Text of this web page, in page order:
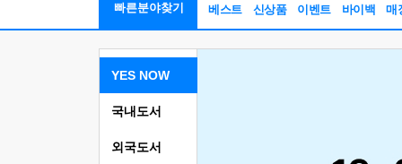
빠른분야찾기 베스트 신상품 이벤트 바이백 매
YES NOW
국내도서
외국도서